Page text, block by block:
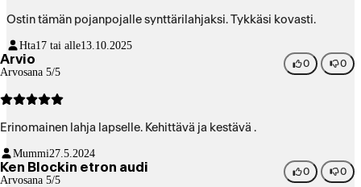
Ostin tämän pojanpojalle synttärilahjaksi. Tykkäsi kovasti.
Hta17 tai alle13.10.2025
Arvio
Arvosana 5/5
0 0
Erinomainen lahja lapselle. Kehittävä ja kestävä .
Mummi27.5.2024
Ken Blockin etron audi
Arvosana 5/5
0 0